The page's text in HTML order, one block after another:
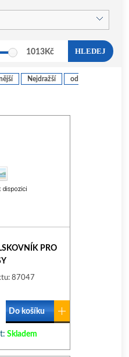
1013 Kč HLEDEJ
Nejdražší
od
PRO
87047
Do košíku
Skladem